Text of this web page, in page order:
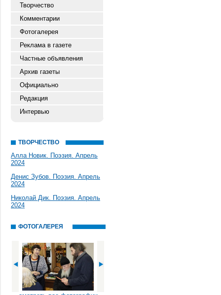
Творчество
Комментарии
Фотогалерея
Реклама в газете
Частные объявления
Архив газеты
Официально
Редакция
Интервью
ТВОРЧЕСТВО
Алла Новик. Поэзия. Апрель
2024
Денис Зубов. Поэзия. Апрель
2024
Николай Дик. Поэзия. Апрель
2024
ФОТОГАЛЕРЕЯ